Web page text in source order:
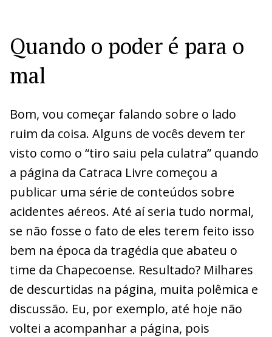
Quando o poder é para o
mal
Bom, vou começar falando sobre o lado
ruim da coisa. Alguns de vocês devem ter
visto como o “tiro saiu pela culatra” quando
a página da Catraca Livre começou a
publicar uma série de conteúdos sobre
acidentes aéreos. Até aí seria tudo normal,
se não fosse o fato de eles terem feito isso
bem na época da tragédia que abateu o
time da Chapecoense. Resultado? Milhares
de descurtidas na página, muita polêmica e
discussão. Eu, por exemplo, até hoje não
voltei a acompanhar a página, pois